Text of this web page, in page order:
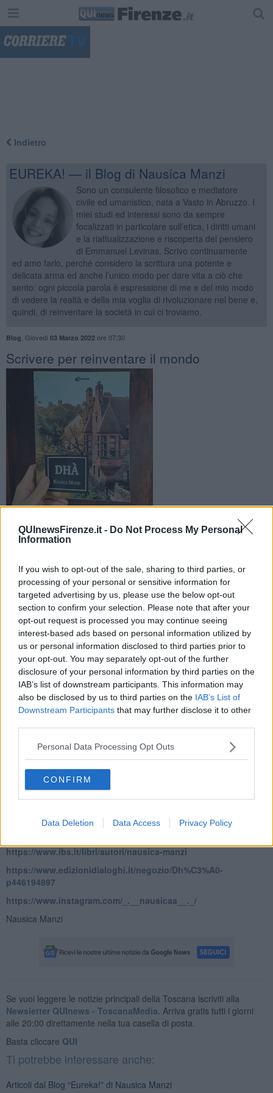
QUInewsFirenze.it - Do Not Process My Personal
Information
If you wish to opt-out of the sale, sharing to third parties, or
processing of your personal or sensitive information for
targeted advertising by us, please use the below opt-out
section to confirm your selection. Please note that after your
opt-out request is processed you may continue seeing
interest-based ads based on personal information utilized by
us or personal information disclosed to third parties prior to
your opt-out. You may separately opt-out of the further
disclosure of your personal information by third parties on the
IAB’s list of downstream participants. This information may
also be disclosed by us to third parties on the IAB’s List of
Downstream Participants that may further disclose it to other
Personal Data Processing Opt Outs
CONFIRM
Data Deletion Data Access Privacy Policy
Indietro
EUREKA! — il Blog di Nausica Manzi
Sono un consulente filosofico e mediatore
civile ed umanistico, nata a Vasto in Abruzzo. I
miei studi ed interessi sono da sempre
focalizzati in particolare sull’etica, i diritti umani
e la riattualizzazione e riscoperta del pensiero
di Emmanuel Levinas. Scrivo continuamente
ed amo farlo, perché considero la scrittura una potente e
delicata arma ed anche l’unico modo per dare vita a ciò che
sento: ogni piccola parola è espressione di me e del mio modo
di vedere la realtà e della mia voglia di rivoluzionare nel bene e,
quindi, di reinventare la società in cui ci troviamo.
Blog Giovedì 03 Marzo 2022ore 07:30
​Scrivere per reinventare il mondo
individualità e collettività , spirito di ricerca e bisogno di
riempimento. Il tema centrale è il dono: donarsi, fondersi per
ricostruire comunità di sguardi in cui tutto riguarda tutti perché tutti
si guardano, come sosteneva il filosofo Emmanuel Levinas. Quindi
è un romanzo che richiama ogni individuo a farsi e a riscoprirsi
dono per ricostruire il mondo umano da capo…
DHÀ narra la storia del Senza Cuore e di Occhi verde di alta
montagna, due individui persi e sognanti nelle strade di Edimburgo.
DHÀ è sogno, speranza, dolore, gioia, coraggio.
DHÀ è un invito a pensare e ad andare oltre spezzando
categorie,limiti e pregiudizi.
“Al ritmo della melodia di una cornamusa scozzese, tra formule
chimiche e leggende, il Senza Cuore e Occhi verde di alta
montagna danzano tra le strade di Edimburgo.
Dhà narra la loro storia: un passato di spine, un presente di pagine
https://www.ibs.it/libri/autori/nausica-manzi
https://www.edizionidialoghi.it/negozio/Dh%C3%A0-
p446194897
https://www.instagram.com/_.__nausicaa__._/
Nausica Manzi
Se vuoi leggere le notizie principali della Toscana iscriviti alla
Newsletter QUInews - ToscanaMedia. Arriva gratis tutti i giorni
alle 20:00 direttamente nella tua casella di posta.
Basta cliccare QUI
Ti potrebbe interessare anche:
Articoli dal Blog “Eureka!” di Nausica Manzi